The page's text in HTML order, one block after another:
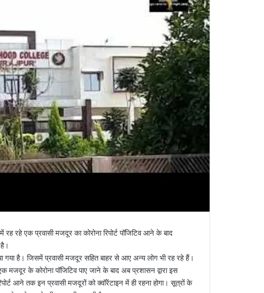
रहे एक प्रवासी मजदूर का कोरोना रिपोर्ट पॉजिटिव आने के बाद
गया है। जिसमें प्रवासी मजदूर सहित बाहर से आए अन्य लोग भी रह रहे हैं।
मजदूर के कोरोना पॉजिटिव पाए जाने के बाद अब प्रशासन द्वारा इस
आने तक इन प्रवासी मजदूरों को क्वॉरेंटाइन में ही रहना होगा। सूत्रों के